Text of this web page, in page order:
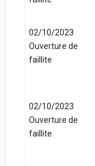
02/10/2023
Ouverture de
faillite
02/10/2023
Ouverture de
faillite